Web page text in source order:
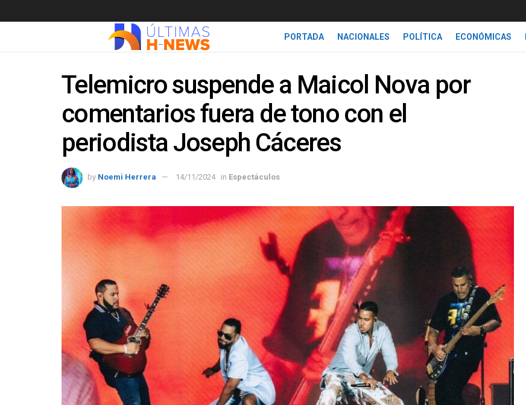
PORTADA NACIONALES POLÍTICA ECONÓMICAS
Telemicro suspende a Maicol Nova por
comentarios fuera de tono con el
periodista Joseph Cáceres
by Noemi Herrera 14/11/2024 in Espectáculos